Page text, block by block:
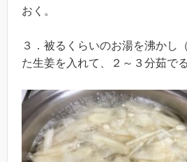
おく。
３．被るくらいのお湯を沸かし
た生姜を入れて、２～３分茹でる